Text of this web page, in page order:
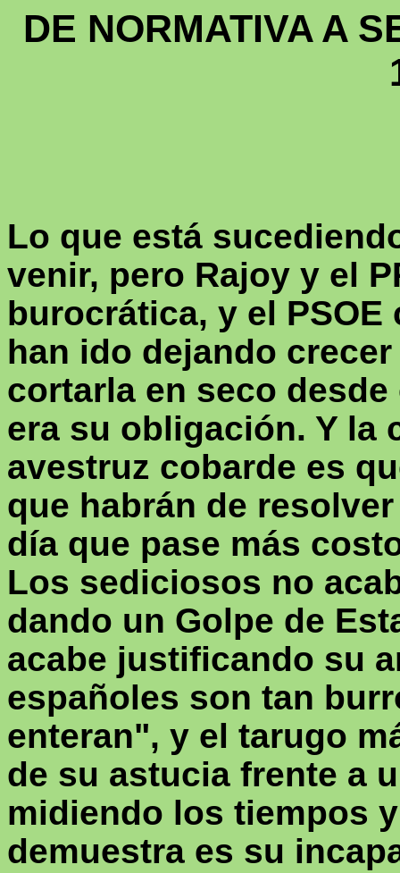
DE NORMATIVA A
Lo que está
venir, pero Rajoy y el
burocrática, y el
han ido dejando
cortarla en seco
era su obligación. Y la
avestruz cobarde es
que habrán de
día que pase más
Los sediciosos no
dando un Golpe de
acabe justificando su
españoles son tan
enteran", y el tarugo
de su astucia frente a
midiendo los tiempos
demuestra es su